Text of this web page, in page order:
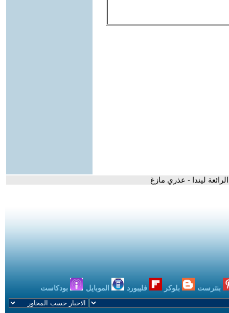
ليندا - عذري مازغ
بنترست بلوكر فليبورد الموبايل بودكاست